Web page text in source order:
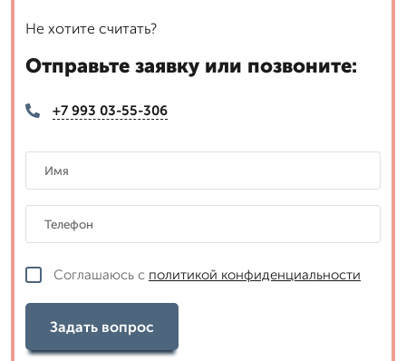
Не хотите считать?
Отправьте заявку или позвоните:
+7 993 03-55-306
Соглашаюсь с политикой конфиденциальности
Задать вопрос